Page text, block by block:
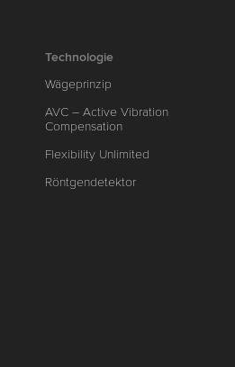
Technologie
Wägeprinzip
AVC – Active Vibration
Compensation
Flexibility Unlimited
Röntgendetektor